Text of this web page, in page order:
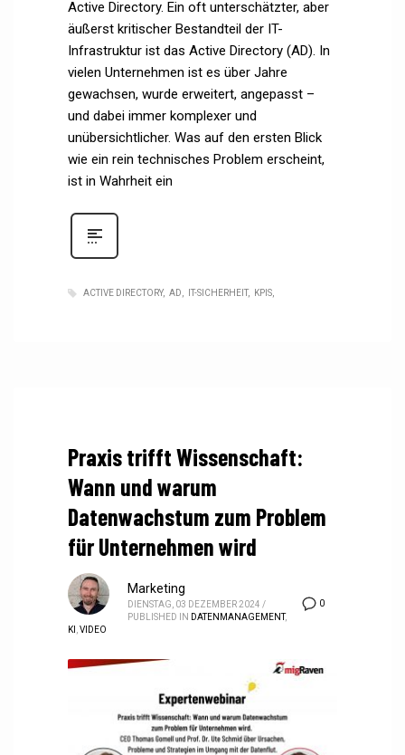
Active Directory. Ein oft unterschätzter, aber
äußerst kritischer Bestandteil der IT-
Infrastruktur ist das Active Directory (AD). In
vielen Unternehmen ist es über Jahre
gewachsen, wurde erweitert, angepasst –
und dabei immer komplexer und
unübersichtlicher. Was auf den ersten Blick
wie ein rein technisches Problem erscheint,
ist in Wahrheit ein
ACTIVE DIRECTORY AD IT-SICHERHEIT KPIS
Praxis trifft Wissenschaft:
Wann und warum
Datenwachstum zum Problem
für Unternehmen wird
0
Marketing
DIENSTAG, 03 DEZEMBER 2024 /
PUBLISHED IN DATENMANAGEMENT,
KI
VIDEO